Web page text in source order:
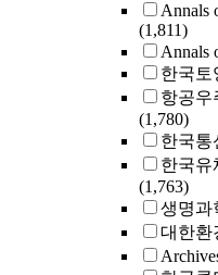
Annals
(1,811)
Annals
한국토
항공우
(1,780)
한국통
한국유
(1,763)
생명과
대한환